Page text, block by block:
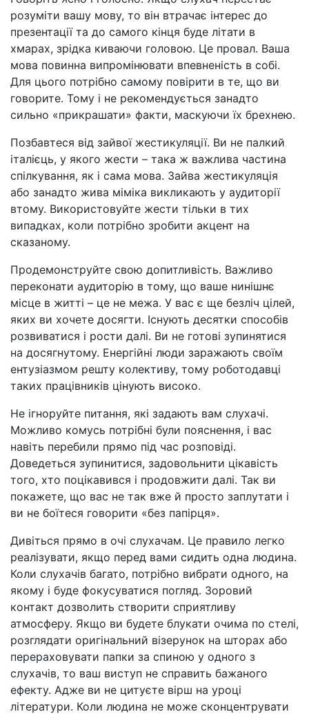
розуміти вашу мову, то він втрачає інтерес до
презентації та до самого кінця буде літати в
хмарах, зрідка киваючи головою. Це провал. Ваша
мова повинна випромінювати впевненість в собі.
Для цього потрібно самому повірити в те, що ви
говорите. Тому і не рекомендується занадто
сильно «прикрашати» факти, маскуючи їх брехнею.
Позбавтеся від зайвої жестикуляції. Ви не палкий
італієць, у якого жести – така ж важлива частина
спілкування, як і сама мова. Зайва жестикуляція
або занадто жива міміка викликають у аудиторії
втому. Використовуйте жести тільки в тих
випадках, коли потрібно зробити акцент на
сказаному.
Продемонструйте свою допитливість. Важливо
переконати аудиторію в тому, що ваше нинішнє
місце в житті – це не межа. У вас є ще безліч цілей,
яких ви хочете досягти. Існують десятки способів
розвиватися і рости далі. Ви не готові зупинятися
на досягнутому. Енергійні люди заражають своїм
ентузіазмом решту колективу, тому роботодавці
таких працівників цінують високо.
Не ігноруйте питання, які задають вам слухачі.
Можливо комусь потрібні були пояснення, і вас
навіть перебили прямо під час розповіді.
Доведеться зупинитися, задовольнити цікавість
того, хто поцікавився і продовжити далі. Так ви
покажете, що вас не так вже й просто заплутати і
ви не боїтеся говорити «без папірця».
Дивіться прямо в очі слухачам. Це правило легко
реалізувати, якщо перед вами сидить одна людина.
Коли слухачів багато, потрібно вибрати одного, на
якому і буде фокусуватися погляд. Зоровий
контакт дозволить створити сприятливу
атмосферу. Якщо ви будете блукати очима по стелі,
розглядати оригінальний візерунок на шторах або
перераховувати папки за спиною у одного з
слухачів, то ваш виступ не справить бажаного
ефекту. Адже ви не цитуєте вірш на уроці
літератури. Коли людина не може сконцентрувати